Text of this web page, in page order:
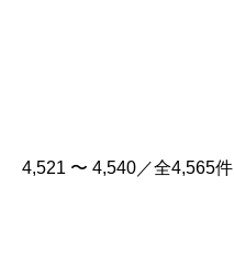
4,521 〜 4,540／全4,565件